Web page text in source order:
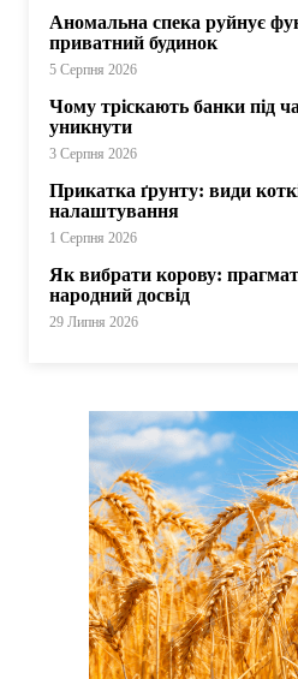
Аномальна спека руйнує
приватний будинок
5 Серпня 2026
Чому тріскають банки під
уникнути
3 Серпня 2026
Прикатка ґрунту: види
налаштування
1 Серпня 2026
Як вибрати корову:
народний досвід
29 Липня 2026